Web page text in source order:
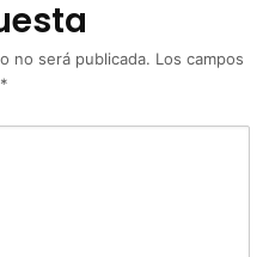
no será publicada. Los campos
*